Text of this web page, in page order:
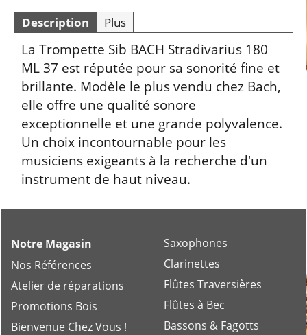
Description Plus
La Trompette Sib BACH Stradivarius 180
ML 37 est réputée pour sa sonorité fine et
brillante. Modèle le plus vendu chez Bach,
elle offre une qualité sonore
exceptionnelle et une grande polyvalence.
Un choix incontournable pour les
musiciens exigeants à la recherche d'un
instrument de haut niveau.
Notre Magasin
Nos Références
Atelier de réparations
Promotions Bois
Bienvenue Chez Vous !
Saxophones
Clarinettes
Flûtes Traversières
Flûtes à Bec
Bassons & Fagotts